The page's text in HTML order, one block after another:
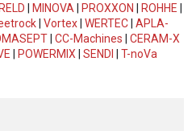
MINOVA PROXXON ROHHE
Vortex WERTEC APLA-
CC-Machines
CERAM-X
POWERMIX SENDI T-noVa